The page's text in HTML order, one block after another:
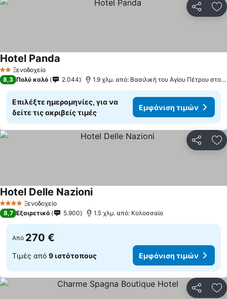
2 ΑστέριαΞενοδοχείο
Hotel Panda
8,3 Πολύ καλό 2.044 1.9 χλμ. από: Βασιλική του Αγίου Πέτρου στο
Επιλέξτε ημερομηνίες, για να
δείτε τις ακριβείς τιμές
Εμφάνιση τιμών
4 ΑστέριαΞενοδοχείο
Hotel Delle NazioniΕμφάνιση τιμών
8,7 Εξαιρετικό 5.900 1.5 χλμ. από: Κολοσσαίο
Από 270 €
Τιμές από 9 ιστότοπους Εμφάνιση τιμών